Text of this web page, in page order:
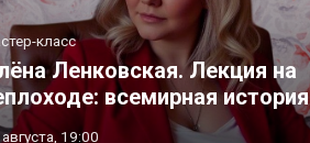
класс
Ленковская. Лекция на
всемирная история
ых убийств.
19:00